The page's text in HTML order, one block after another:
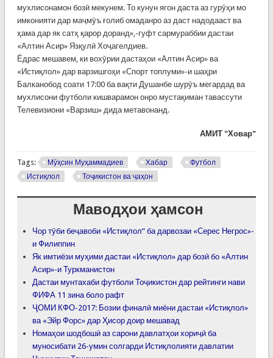
мухлисонамон бозӣ мекунем. То кунун ягон даста аз гурӯҳи мо
имконияти дар маҷмӯъ ғолиб омаданро аз даст надодааст ва
ҳама дар як сатҳ қарор доранд»,-гуфт сармураббии дастаи
«Алтин Асир» Язқулӣ Хоҷагелдиев.
Ёдрас мешавем, ки вохӯрии дастаҳои «Алтин Асир» ва
«Истиқлол» дар варзишгоҳи «Спорт топлуми»-и шаҳри
Балканобод соати 17:00 ба вақти Душанбе шурӯъ мегардад ва
мухлисони футболи кишварамон онро мустақиман тавассути
Телевизиони «Варзиш» дида метавонанд.
АМИТ "Ховар"
Tags: Мӯҳсин Муҳаммадиев Хабар
Футбол
Истиқлол
Тоҷикистон ва ҷаҳон
Маводҳои ҳамсон
Чор тӯби беҷавоби «Истиқлол” ба дарвозаи «Серес Негрос»-
и Филиппин
Як имтиёзи муҳими дастаи «Истиқлол» дар бозӣ бо «Алтин
Асир»-и Туркманистон
Дастаи мунтахаби футболи Тоҷикистон дар рейтинги нави
ФИФА 11 зина боло рафт
ҶОМИ КФО-2017: Бозии финалӣ миёни дастаи «Истиқлол»
ва «Эйр Форс» дар Ҳисор доир мешавад
Номаҳои шодбошӣ аз сарони давлатҳои хориҷӣ ба
муносибати 26-умин солгарди Истиқлолияти давлатии